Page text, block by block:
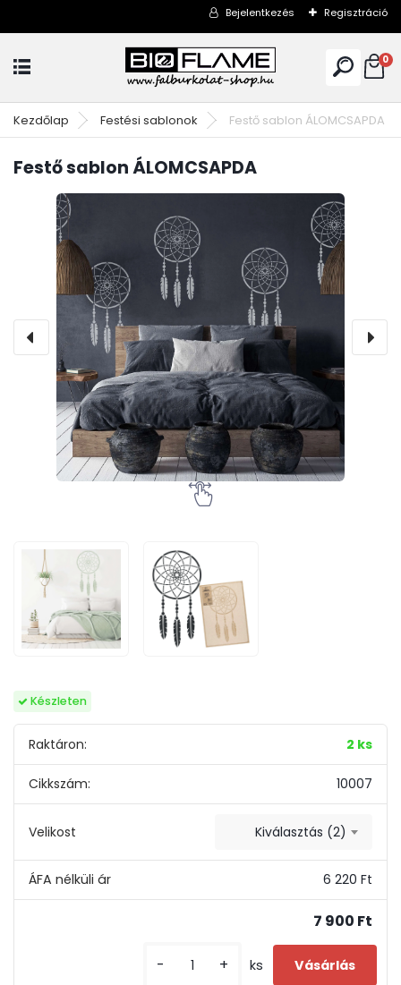
Bejelentkezés Regisztráció
0
Kezdőlap Festési sablonok Festő sablon ÁLOMCSAPDA
Festő sablon ÁLOMCSAPDA
Készleten
Raktáron: 2 ks
Cikkszám: 10007
Velikost Kiválasztás (2)
6 220 Ft
7 900 Ft
- + ks